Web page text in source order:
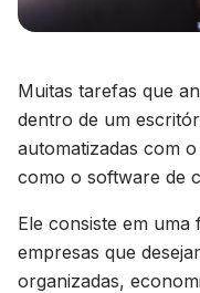
Muitas tarefas que
dentro de um
automatizadas com
como o software de
Ele consiste em
empresas que
organizadas,